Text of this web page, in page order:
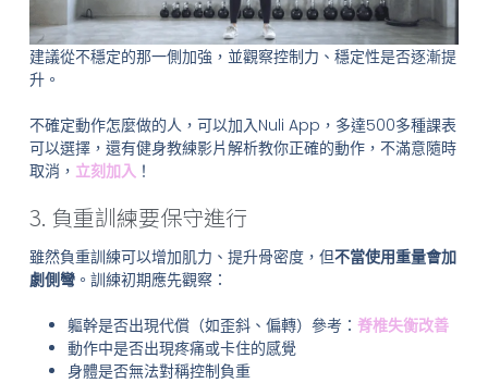
建議從不穩定的那一側加強，並觀察控制力、穩定性是否逐漸提
升。
不確定動作怎麼做的人，可以加入Nuli App，多達500多種課表
可以選擇，還有健身教練影片解析教你正確的動作，不滿意隨時
取消， 立刻加入 ！
3. 負重訓練要保守進行
雖然負重訓練可以增加肌力、提升骨密度，但不當使用重量會加
劇側彎。訓練初期應先觀察：
軀幹是否出現代償（如歪斜、偏轉）參考： 脊椎失衡改善
動作中是否出現疼痛或卡住的感覺
身體是否無法對稱控制負重